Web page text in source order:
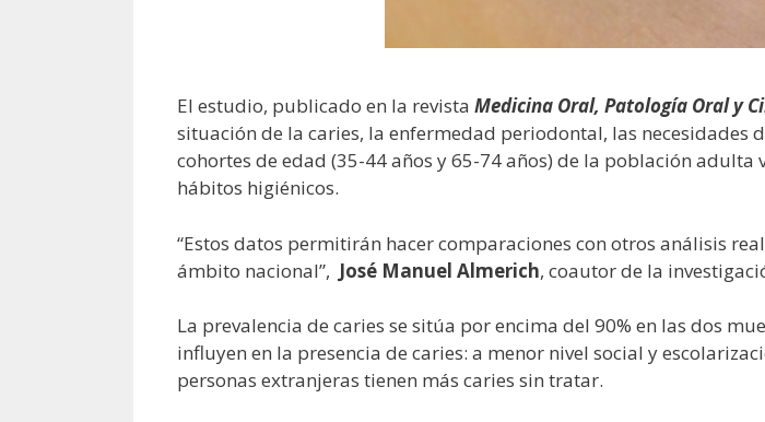
El estudio, publicado en la revista Medicina Oral, Patología Oral y
situación de la caries, la enfermedad periodontal, las necesidades
cohortes de edad (35-44 años y 65-74 años) de la población
hábitos higiénicos.
“Estos datos permitirán hacer comparaciones con otros análisis
ámbito nacional”, José Manuel Almerich, coautor de la
La prevalencia de caries se sitúa por encima del 90% en las dos
influyen en la presencia de caries: a menor nivel social y
personas extranjeras tienen más caries sin tratar.